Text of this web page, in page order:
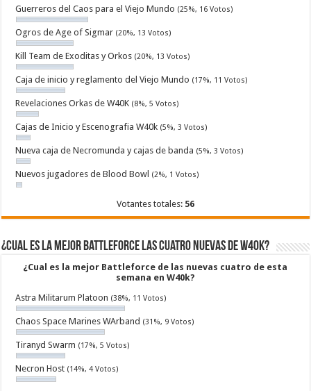
Guerreros del Caos para el Viejo Mundo (25%, 16 Votos)
Ogros de Age of Sigmar (20%, 13 Votos)
Kill Team de Exoditas y Orkos (20%, 13 Votos)
Caja de inicio y reglamento del Viejo Mundo (17%, 11 Votos)
Revelaciones Orkas de W40K (8%, 5 Votos)
Cajas de Inicio y Escenografia W40k (5%, 3 Votos)
Nueva caja de Necromunda y cajas de banda (5%, 3 Votos)
Nuevos jugadores de Blood Bowl (2%, 1 Votos)
Votantes totales: 56
¿Cual es la mejor Battleforce las cuatro nuevas de W40k?
¿Cual es la mejor Battleforce de las nuevas cuatro de esta
semana en W40k?
Astra Militarum Platoon (38%, 11 Votos)
Chaos Space Marines WArband (31%, 9 Votos)
Tiranyd Swarm (17%, 5 Votos)
Necron Host (14%, 4 Votos)